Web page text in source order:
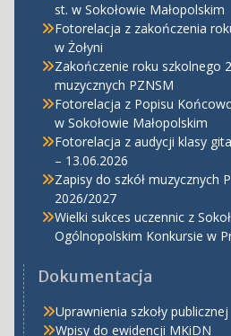
st. w Sokołowie Małopolskim
Fotorelacja z zakończenia
w Żołyni
Zakończenie roku szkolnego
muzycznych PZNSM
Fotorelacja z Popisu
w Sokołowie Małopolskim
Fotorelacja z audycji klasy
– 13.06.2026
Zapisy do szkół muzycznych
2026/2027
Wielki sukces uczennic z
Ogólnopolskim Konkursie w
Dokumentacja
Uprawnienia szkoły publicznej
Wpisy do ewidencji MKiDN